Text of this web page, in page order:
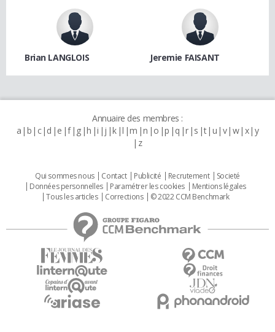
Brian LANGLOIS Jeremie FAISANT
Annuaire des membres :
a b c d e f g h i j k l m n o p q r s t u v w x y
z
Qui sommes nous Contact Publicité Recrutement
Societé
Données personnelles
Paramétrer les cookies
Mentions légales
Tous les articles
Corrections © 2022 CCM Benchmark